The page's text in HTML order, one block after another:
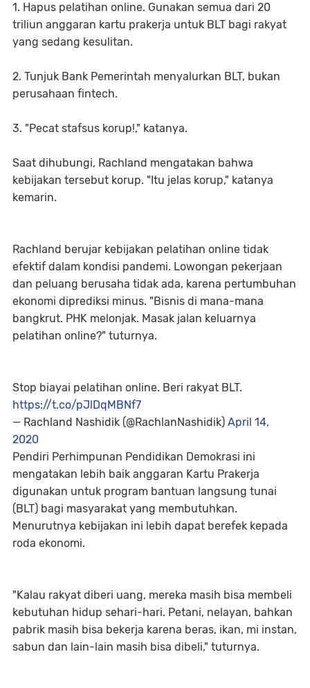
1. Hapus pelatihan online. Gunakan semua dari 20
triliun anggaran kartu prakerja untuk BLT bagi rakyat
yang sedang kesulitan.
2. Tunjuk Bank Pemerintah menyalurkan BLT, bukan
perusahaan fintech.
3. "Pecat stafsus korup!," katanya.
Saat dihubungi, Rachland mengatakan bahwa
kebijakan tersebut korup. "Itu jelas korup," katanya
kemarin.
Rachland berujar kebijakan pelatihan online tidak
efektif dalam kondisi pandemi. Lowongan pekerjaan
dan peluang berusaha tidak ada, karena pertumbuhan
ekonomi diprediksi minus. "Bisnis di mana-mana
bangkrut. PHK melonjak. Masak jalan keluarnya
pelatihan online?" tuturnya.
Stop biayai pelatihan online. Beri rakyat BLT.
https://t.co/pJlDqMBNf7
— Rachland Nashidik (@RachlanNashidik) April 14,
2020
Pendiri Perhimpunan Pendidikan Demokrasi ini
mengatakan lebih baik anggaran Kartu Prakerja
digunakan untuk program bantuan langsung tunai
(BLT) bagi masyarakat yang membutuhkan.
Menurutnya kebijakan ini lebih dapat berefek kepada
roda ekonomi.
"Kalau rakyat diberi uang, mereka masih bisa membeli
kebutuhan hidup sehari-hari. Petani, nelayan, bahkan
pabrik masih bisa bekerja karena beras, ikan, mi instan,
sabun dan lain-lain masih bisa dibeli," tuturnya.